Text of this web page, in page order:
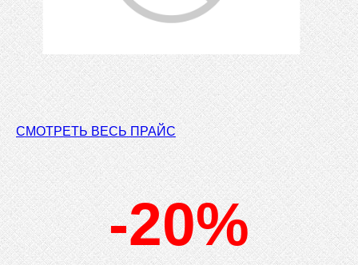
СМОТРЕТЬ ВЕСЬ ПРАЙС
-20%